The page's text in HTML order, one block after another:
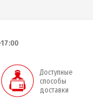
Доступные
способы
доставки